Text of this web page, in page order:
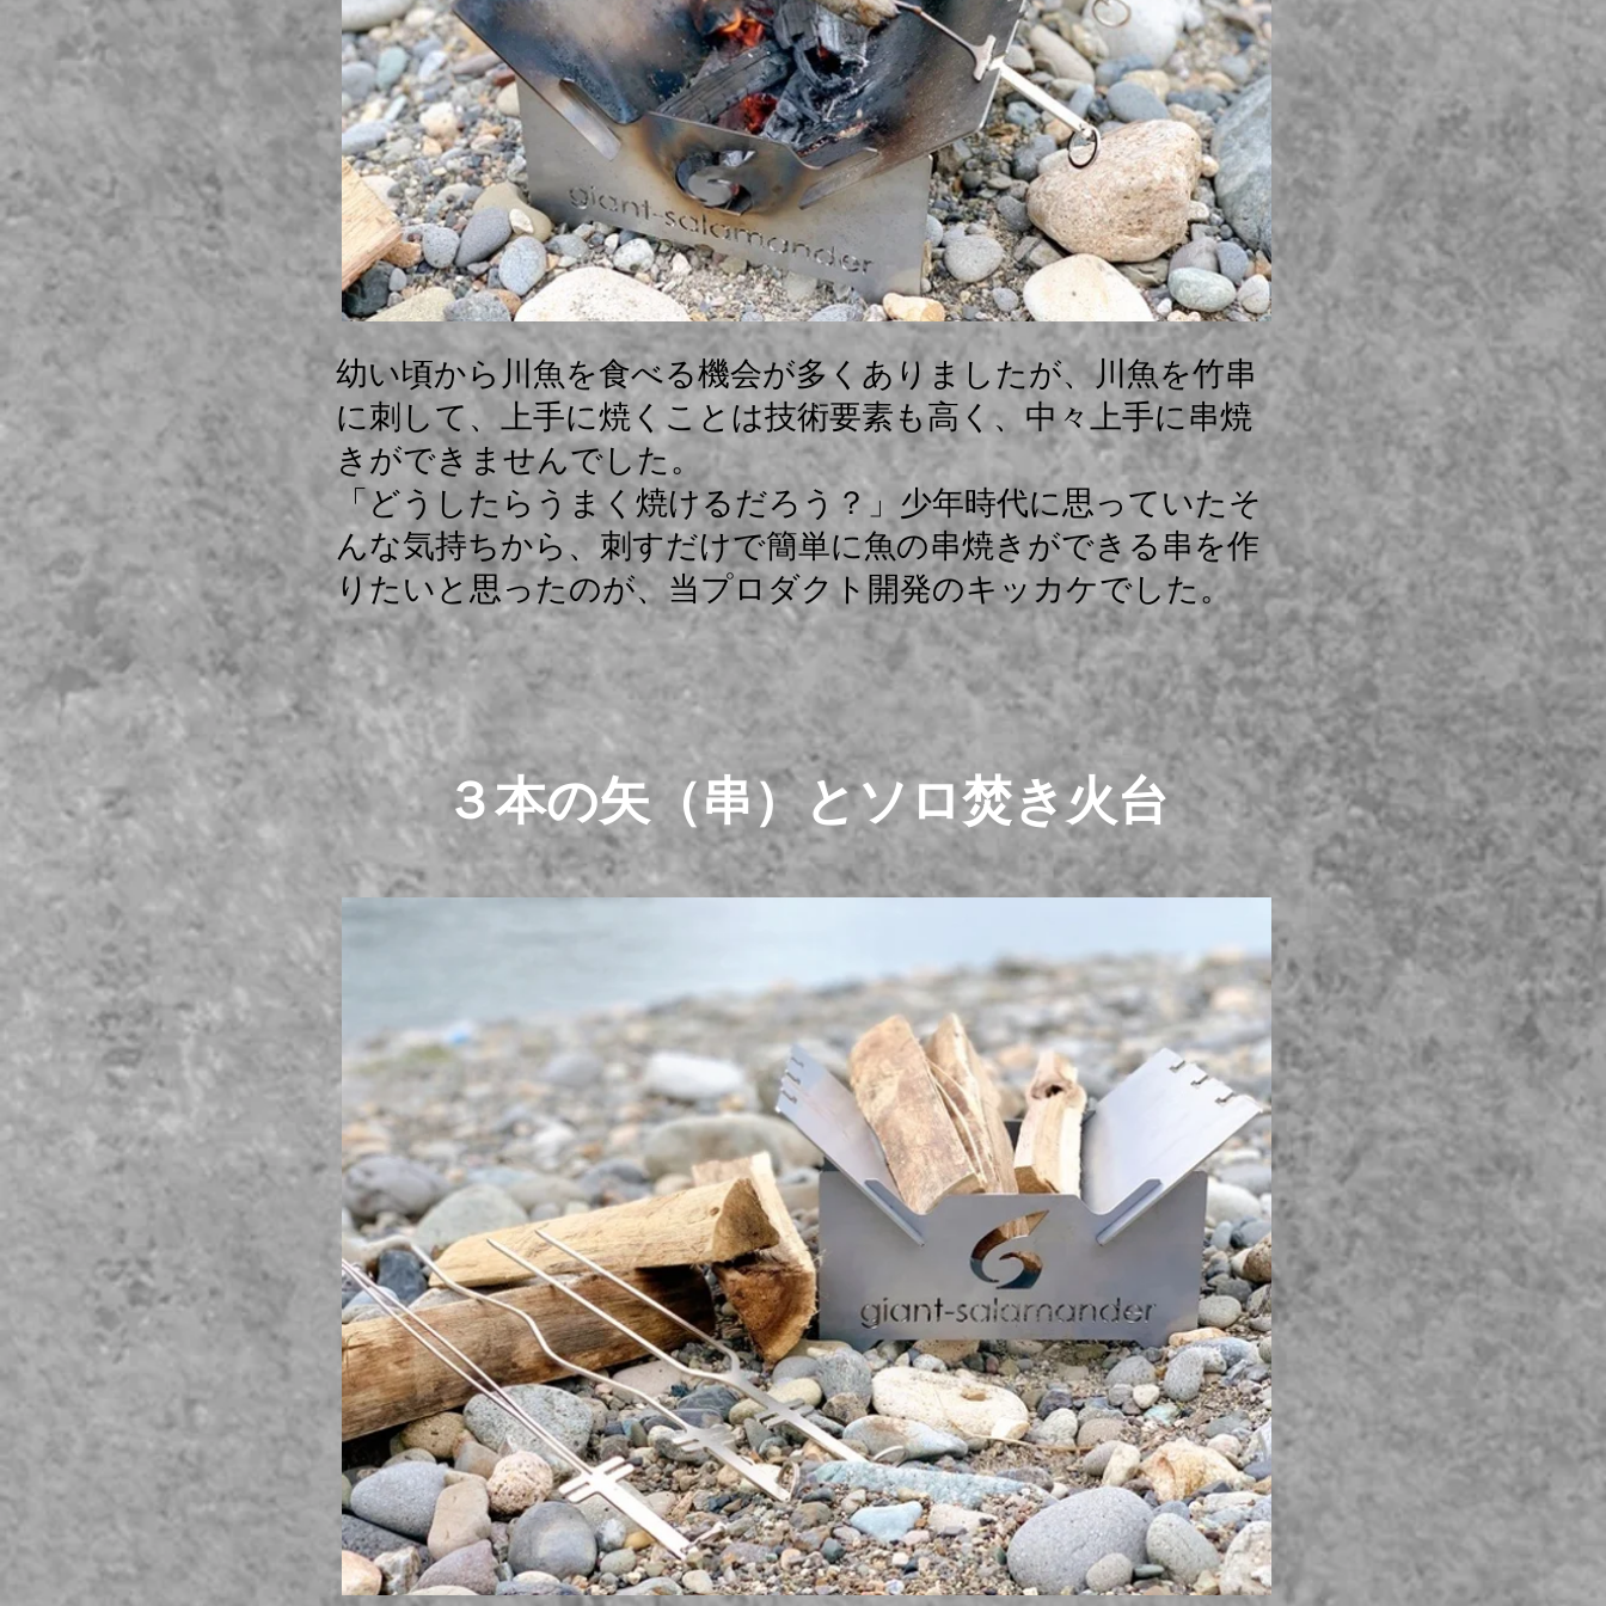
幼い頃から川魚を食べる機会が多くありましたが、川魚を竹串
に刺して、上手に焼くことは技術要素も高く、中々上手に串焼
きができませんでした。
「どうしたらうまく焼けるだろう？」少年時代に思っていたそ
んな気持ちから、刺すだけで簡単に魚の串焼きができる串を作
りたいと思ったのが、当プロダクト開発のキッカケでした。
３本の矢（串）とソロ焚き火台